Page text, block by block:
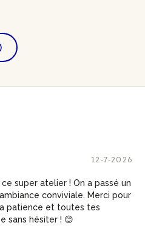
12-7-2026
super atelier ! On a passé un
conviviale. Merci pour
patience et toutes tes
sans hésiter ! 😊